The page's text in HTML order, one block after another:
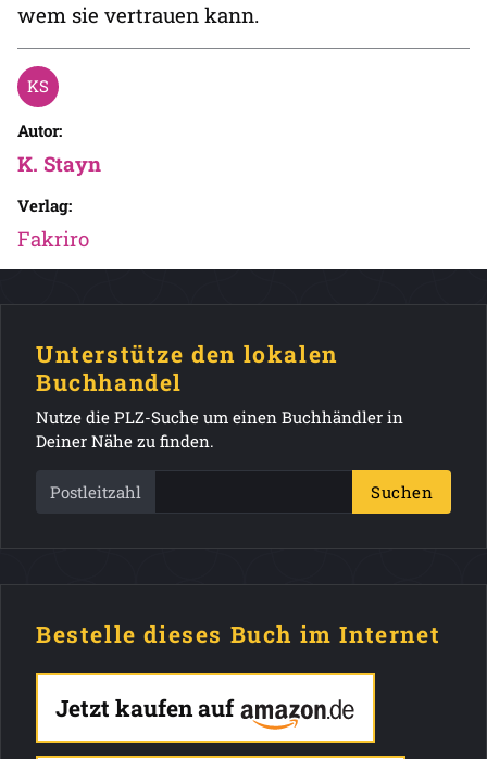
wem sie vertrauen kann.
Autor:
K. Stayn
Verlag:
Fakriro
Unterstütze den lokalen
Buchhandel
Nutze die PLZ-Suche um einen Buchhändler in
Deiner Nähe zu finden.
Postleitzahl Suchen
Bestelle dieses Buch im Internet
Jetzt kaufen auf